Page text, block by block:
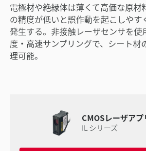
電極材や絶縁体は薄くて高価な原材
の精度が低いと誤作動を起こしやす
発生する。非接触レーザセンサを使
度・高速サンプリングで、シート材
理可能。
CMOSレーザア
IL シリーズ